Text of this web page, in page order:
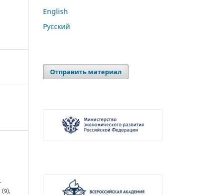
(9),
English
Русский
Отправить материал